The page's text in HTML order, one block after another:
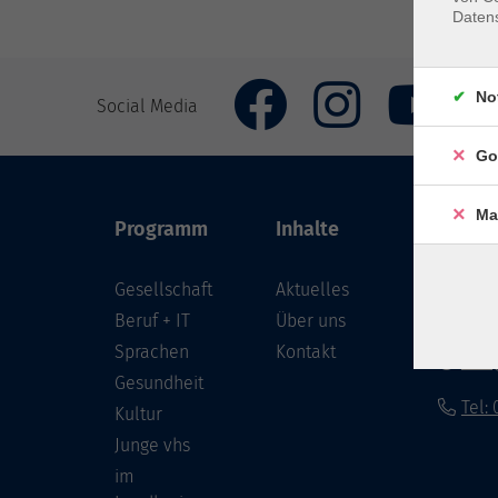
Social Media
Programm
Gesellschaft
Beruf + IT
Sprachen
Gesundheit
Kultur
Junge vhs
im
Inhalte
Aktuelles
Über uns
Kontakt
Tel: